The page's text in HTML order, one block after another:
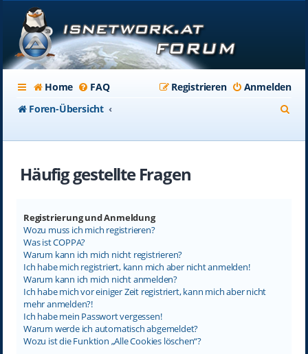
Home FAQ Anmelden
Registrieren
Foren-Übersicht
Häufig gestellte Fragen
Registrierung und Anmeldung
Wozu muss ich mich registrieren?
Was ist COPPA?
Warum kann ich mich nicht registrieren?
Ich habe mich registriert, kann mich aber nicht anmelden!
Warum kann ich mich nicht anmelden?
Ich habe mich vor einiger Zeit registriert, kann mich aber nicht
mehr anmelden?!
Ich habe mein Passwort vergessen!
Warum werde ich automatisch abgemeldet?
Wozu ist die Funktion „Alle Cookies löschen“?